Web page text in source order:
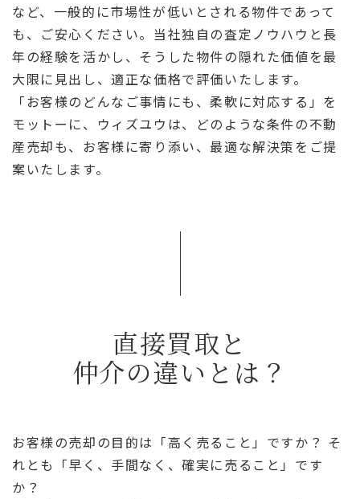
など、一般的に市場性が低いとされる物件であって
も、ご安心ください。当社独自の査定ノウハウと長
年の経験を活かし、そうした物件の隠れた価値を最
大限に見出し、適正な価格で評価いたします。
「お客様のどんなご事情にも、柔軟に対応する」を
モットーに、ウィズユウは、どのような条件の不動
産売却も、お客様に寄り添い、最適な解決策をご提
案いたします。
直接買取と
仲介の違いとは？
お客様の売却の目的は「高く売ること」ですか？ そ
れとも「早く、手間なく、確実に売ること」です
か？